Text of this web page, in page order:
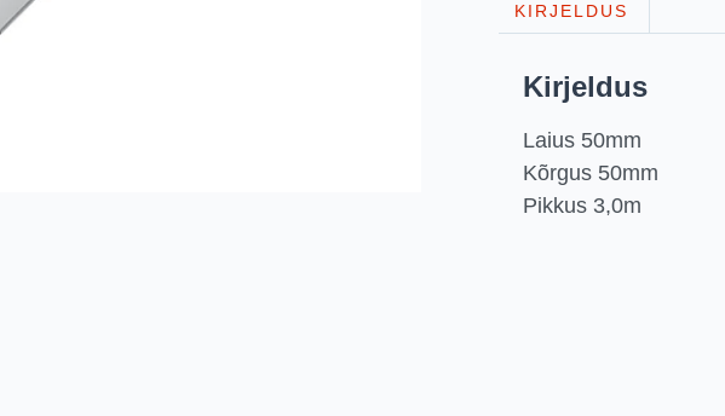
KIRJELDUS
Kirjeldus
Laius 50mm
Kõrgus 50mm
Pikkus 3,0m